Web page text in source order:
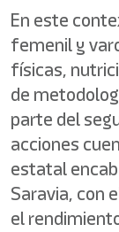
En este
femenil y
físicas,
de
parte del
acciones
estatal
Saravia, con
el